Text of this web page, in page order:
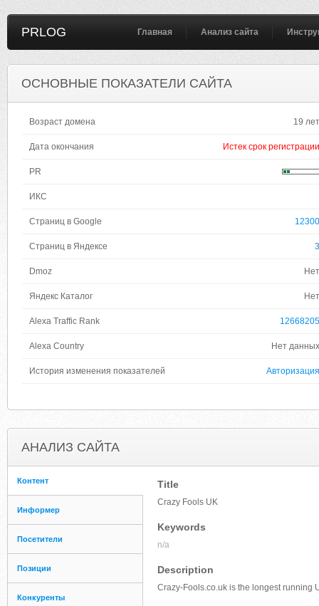
PRLOG Главная Анализ сайта
ОСНОВНЫЕ ПОКАЗАТЕЛИ САЙТА
Возраст домена 19 лет
Дата окончания Истек срок регистрации
PR
ИКС
Страниц в Google 12300
Страниц в Яндексе 3
Dmoz Нет
Яндекс Каталог Нет
Alexa Traffic Rank 12668205
Alexa Country Нет данных
История изменения показателей Авторизация
АНАЛИЗ САЙТА
Контент
Информер
Посетители
Позиции
Конкуренты
Title
Crazy Fools UK
Keywords
n/a
Description
Crazy-Fools.co.uk is the longest running